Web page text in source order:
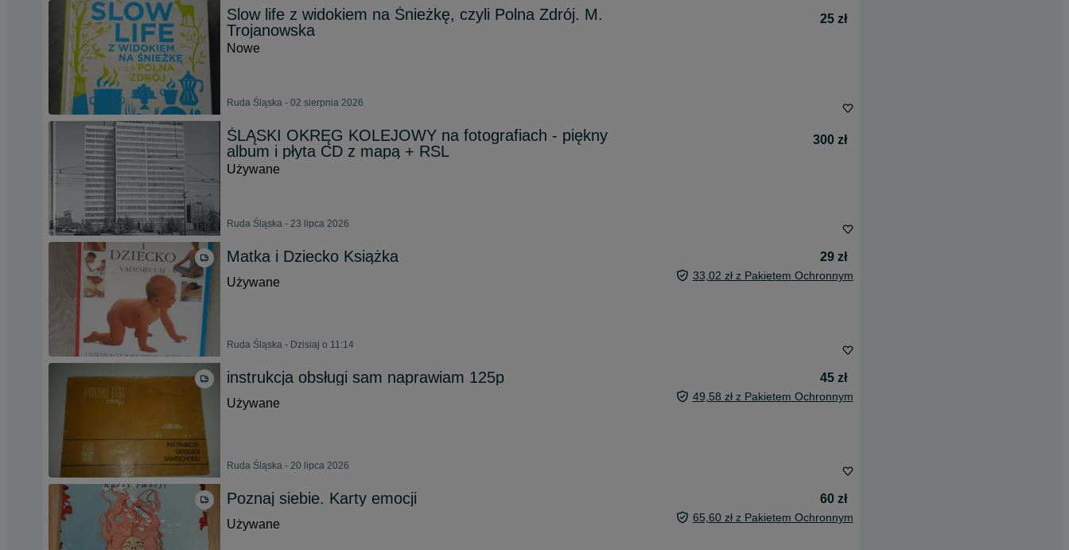
Slow life z widokiem na Śnieżkę, czyli Polna Zdrój. M.
Trojanowska
25 zł
Nowe
Ruda Śląska - 02 sierpnia 2026
ŚLĄSKI OKRĘG KOLEJOWY na fotografiach - piękny
album i płyta CD z mapą + RSL
300 zł
Używane
Ruda Śląska - 23 lipca 2026
Matka i Dziecko Książka
29 zł
Używane
33,02 zł z Pakietem Ochronnym
Ruda Śląska - Dzisiaj o 11:14
instrukcja obsługi sam naprawiam 125p
45 zł
Używane
49,58 zł z Pakietem Ochronnym
Ruda Śląska - 20 lipca 2026
Poznaj siebie. Karty emocji
60 zł
Używane
65,60 zł z Pakietem Ochronnym